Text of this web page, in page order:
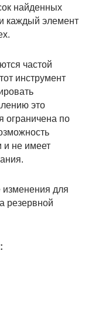
найденных
каждый элемент
частой
инструмент
это
ограничена по
и не имеет
для
резервной